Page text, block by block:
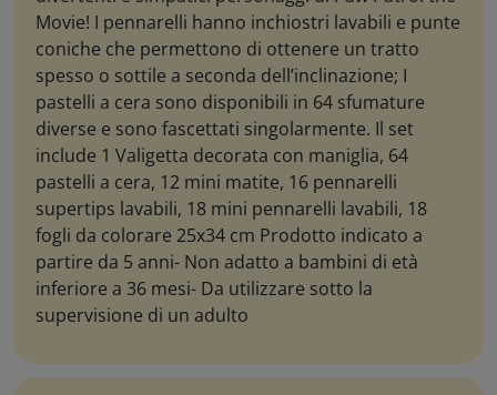
Movie! I pennarelli hanno inchiostri lavabili e punte
coniche che permettono di ottenere un tratto
spesso o sottile a seconda dell’inclinazione; I
pastelli a cera sono disponibili in 64 sfumature
diverse e sono fascettati singolarmente. Il set
include 1 Valigetta decorata con maniglia, 64
pastelli a cera, 12 mini matite, 16 pennarelli
supertips lavabili, 18 mini pennarelli lavabili, 18
fogli da colorare 25x34 cm Prodotto indicato a
partire da 5 anni- Non adatto a bambini di età
inferiore a 36 mesi- Da utilizzare sotto la
supervisione di un adulto